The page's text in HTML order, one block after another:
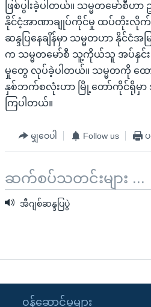
ဖြစ်ပွါးခဲ့ပါတယ်။ သမ္မတမော်စီဟ
နိုင်ငံ့အာဏာချုပ်ကိုင်မှု ထပ်တိုးလိုက်
ဆန္ဒပြနေချိန်မှာ သမ္မတဟာ နိုင်ငံ
က သမ္မတမော်စီ သူ့ကိုယ်သူ အပ်နှင်
မှုတွေ လုပ်ခဲ့ပါတယ်။ သမ္မတကို ထ
နှစ်ဘက်စလုံးဟာ မြို့တော်ကိုင်ရိုမှာ
ကြပါတယ်။
မျှဝေပါ Follow us
ဆက်စပ်သတင်းများ ...
အီဂျစ်ဆန္ဒပြပွဲ
၀န်ဆောင်မှုများ